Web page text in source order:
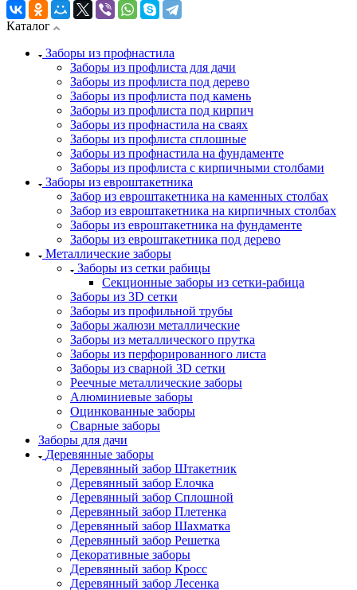
Каталог
Заборы из профнастила
Заборы из профлиста для дачи
Заборы из профлиста под дерево
Заборы из профлиста под камень
Заборы из профлиста под кирпич
Заборы из профнастила на сваях
Заборы из профлиста сплошные
Заборы из профнастила на фундаменте
Заборы из профлиста с кирпичными столбами
Заборы из евроштакетника
Забор из евроштакетника на каменных столбах
Забор из евроштакетника на кирпичных столбах
Заборы из евроштакетника на фундаменте
Заборы из евроштакетника под дерево
Металлические заборы
Заборы из сетки рабицы
Секционные заборы из сетки-рабица
Заборы из 3D сетки
Заборы из профильной трубы
Заборы жалюзи металлические
Заборы из металлического прутка
Заборы из перфорированного листа
Заборы из сварной 3D сетки
Реечные металлические заборы
Алюминиевые заборы
Оцинкованные заборы
Сварные заборы
Заборы для дачи
Деревянные заборы
Деревянный забор Штакетник
Деревянный забор Елочка
Деревянный забор Сплошной
Деревянный забор Плетенка
Деревянный забор Шахматка
Деревянный забор Решетка
Декоративные заборы
Деревянный забор Кросс
Деревянный забор Лесенка